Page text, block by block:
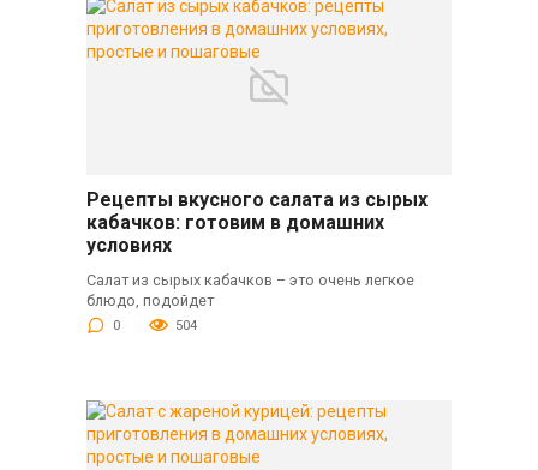
Рецепты вкусного салата из сырых
кабачков: готовим в домашних
условиях
Салат из сырых кабачков – это очень легкое
блюдо, подойдет
0 504